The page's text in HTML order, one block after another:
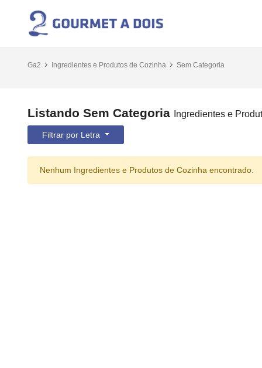
Ga2 Ingredientes e Produtos de Cozinha Sem Categoria
Listando Sem Categoria Ingredientes e
Filtrar por Letra
Nenhum Ingredientes e Produtos de Cozinha encontrado.